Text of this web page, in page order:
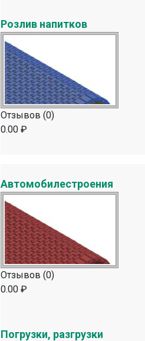
Розлив напитков
Отзывов (0)
0.00 ₽
Автомобилестроения
Отзывов (0)
0.00 ₽
Погрузки, разгрузки